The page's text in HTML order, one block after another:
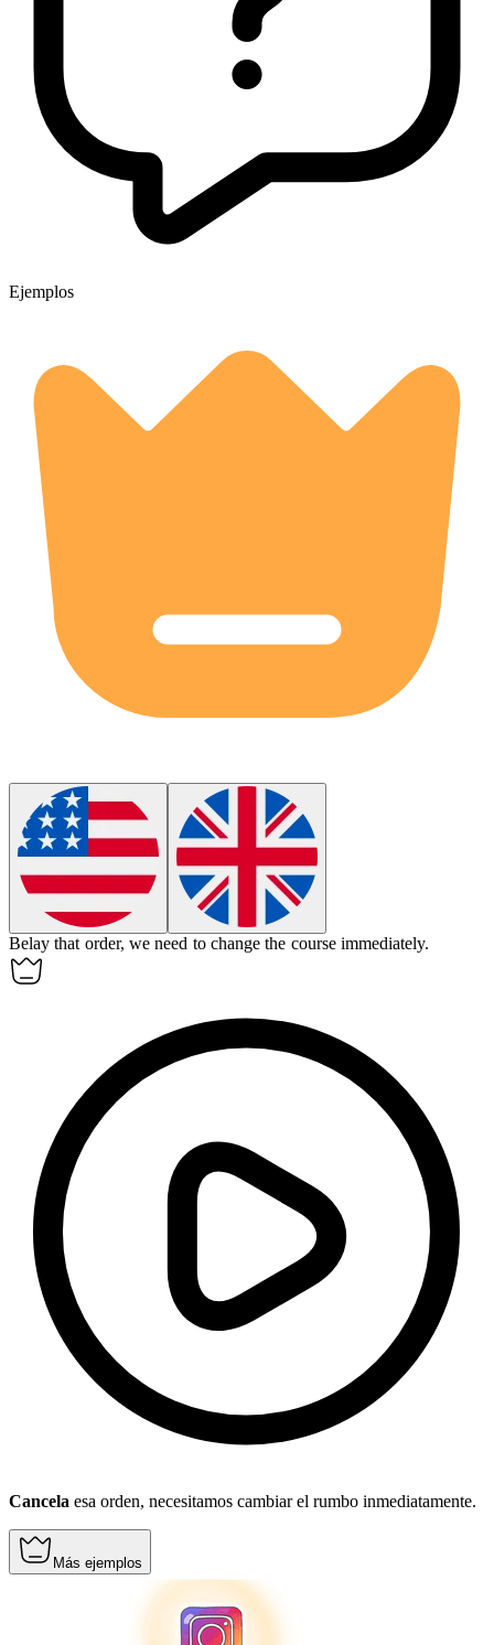
Ejemplos
Belay that order, we need to change the course immediately.
Cancela esa orden, necesitamos cambiar el rumbo inmediatamente.
Más ejemplos